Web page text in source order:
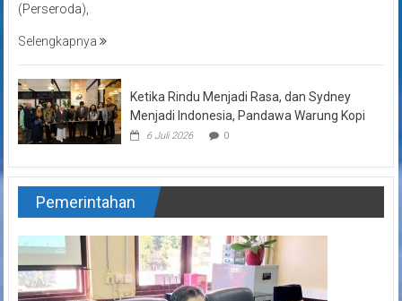
(Perseroda),
Selengkapnya
Ketika Rindu Menjadi Rasa, dan Sydney
Menjadi Indonesia, Pandawa Warung Kopi
6 Juli 2026 0
Pemerintahan